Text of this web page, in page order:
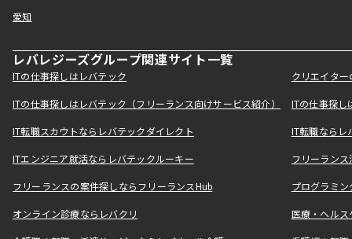
愛知
レバレジーズグループ関連サイト一覧
ITの仕事探しはレバテック クリエイタ
ITの仕事探しはレバテック（フリーランス向けサービス紹介） ITの仕事探
IT転職スカウトならレバテックダイレクト IT転職なら
ITエンジニア就活ならレバテックルーキー フリーラン
フリーランスの案件探しならフリーランスHub プログラミ
オンライン診療ならレバクリ 医療・ヘル